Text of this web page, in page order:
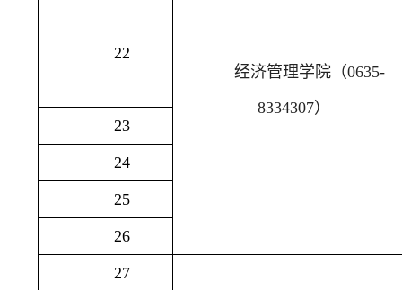
经济管理学院（0635-
8334307）
22
23
24
25
26
27